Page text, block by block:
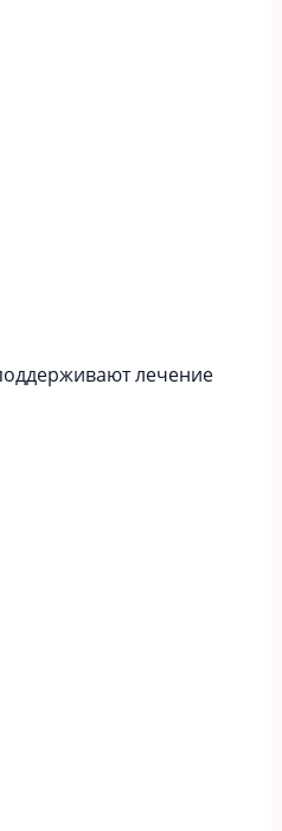
лечение